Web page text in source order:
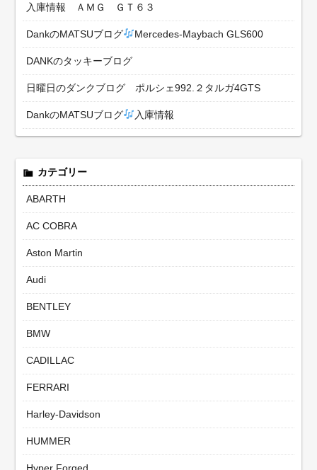
入庫情報 ＡＭＧ ＧＴ６３
DankのMATSUブログ Mercedes-Maybach GLS600
DANKのタッキーブログ
日曜日のダンクブログ ポルシェ992.２タルガ4GTS
DankのMATSUブログ 入庫情報
カテゴリー
ABARTH
AC COBRA
Aston Martin
Audi
BENTLEY
BMW
CADILLAC
FERRARI
Harley-Davidson
HUMMER
Hyper Forged